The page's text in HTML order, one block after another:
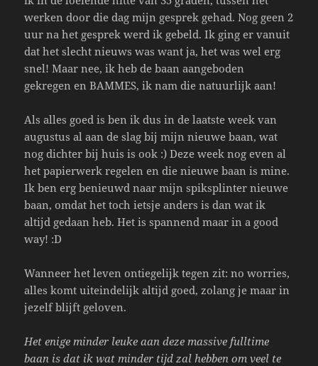
werken door die dag mijn gesprek gehad. Nog geen 2
uur na het gesprek werd ik gebeld. Ik ging er vanuit
dat het slecht nieuws was want ja, het was wel erg
snel! Maar nee, ik heb de baan aangeboden
gekregen en BAMMES, ik nam die natuurlijk aan!
Als alles goed is ben ik dus in de laatste week van
augustus al aan de slag bij mijn nieuwe baan, wat
nog dichter bij huis is ook :) Deze week nog even al
het papierwerk regelen en die nieuwe baan is mine.
Ik ben erg benieuwd naar mijn spiksplinter nieuwe
baan, omdat het toch ietsje anders is dan wat ik
altijd gedaan heb. Het is spannend maar in a good
way! :D
Wanneer het leven ontiegelijk tegen zit: no worries,
alles komt uiteindelijk altijd goed, zolang je maar in
jezelf blijft geloven.
Het enige minder leuke aan deze massive fulltime
baan is dat ik wat minder tijd zal hebben om veel te